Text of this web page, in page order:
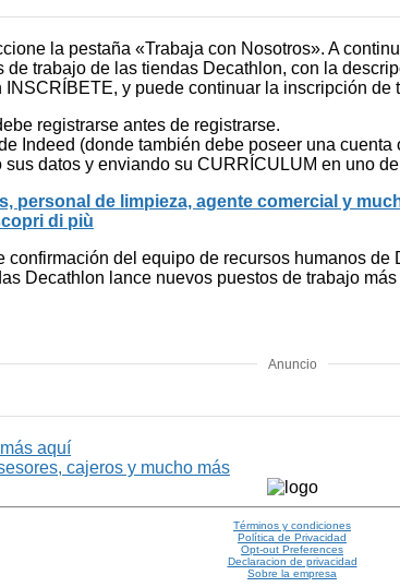
la pestaña «Trabaja con Nosotros». A
trabajo de las tiendas Decathlon, con la
y puede continuar la inscripción de
registrarse antes de registrarse.
Indeed (donde también debe poseer una
datos y enviando su CURRÍCULUM en uno
personal de limpieza, agente comercial y
di più
del equipo de recursos humanos
Decathlon lance nuevos puestos de trabajo
Anuncio
aquí
cajeros y mucho más
Términos y condiciones
Política de Privacidad
Opt-out Preferences
Declaracion de privacidad
Sobre la empresa